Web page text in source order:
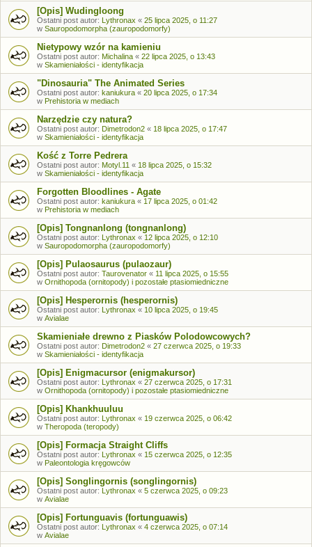
[Opis] Wudingloong
Ostatni post autor: Lythronax « 25 lipca 2025, o 11:27
w Sauropodomorpha (zauropodomorfy)
Nietypowy wzór na kamieniu
Ostatni post autor: Michalina « 22 lipca 2025, o 13:43
w Skamieniałości - identyfikacja
"Dinosauria" The Animated Series
Ostatni post autor: kaniukura « 20 lipca 2025, o 17:34
w Prehistoria w mediach
Narzędzie czy natura?
Ostatni post autor: Dimetrodon2 « 18 lipca 2025, o 17:47
w Skamieniałości - identyfikacja
Kość z Torre Pedrera
Ostatni post autor: Motyl.11 « 18 lipca 2025, o 15:32
w Skamieniałości - identyfikacja
Forgotten Bloodlines - Agate
Ostatni post autor: kaniukura « 17 lipca 2025, o 01:42
w Prehistoria w mediach
[Opis] Tongnanlong (tongnanlong)
Ostatni post autor: Lythronax « 12 lipca 2025, o 12:10
w Sauropodomorpha (zauropodomorfy)
[Opis] Pulaosaurus (pulaozaur)
Ostatni post autor: Taurovenator « 11 lipca 2025, o 15:55
w Ornithopoda (ornitopody) i pozostałe ptasiomiedniczne
[Opis] Hesperornis (hesperornis)
Ostatni post autor: Lythronax « 10 lipca 2025, o 19:45
w Avialae
Skamieniałe drewno z Piasków Polodowcowych?
Ostatni post autor: Dimetrodon2 « 27 czerwca 2025, o 19:33
w Skamieniałości - identyfikacja
[Opis] Enigmacursor (enigmakursor)
Ostatni post autor: Lythronax « 27 czerwca 2025, o 17:31
w Ornithopoda (ornitopody) i pozostałe ptasiomiedniczne
[Opis] Khankhuuluu
Ostatni post autor: Lythronax « 19 czerwca 2025, o 06:42
w Theropoda (teropody)
[Opis] Formacja Straight Cliffs
Ostatni post autor: Lythronax « 15 czerwca 2025, o 12:35
w Paleontologia kręgowców
[Opis] Songlingornis (songlingornis)
Ostatni post autor: Lythronax « 5 czerwca 2025, o 09:23
w Avialae
[Opis] Fortunguavis (fortunguawis)
Ostatni post autor: Lythronax « 4 czerwca 2025, o 07:14
w Avialae